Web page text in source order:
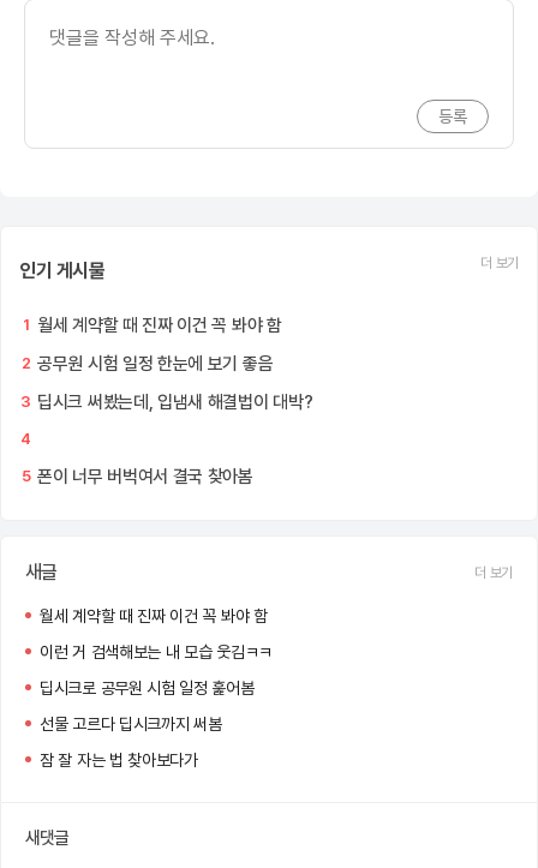
인기 게시물 더 보기
1 월세 계약할 때 진짜 이건 꼭 봐야 함
2 공무원 시험 일정 한눈에 보기 좋음
3 딥시크 써봤는데, 입냄새 해결법이 대박?
4
5 폰이 너무 버벅여서 결국 찾아봄
새글 더 보기
월세 계약할 때 진짜 이건 꼭 봐야 함
이런 거 검색해보는 내 모습 웃김ㅋㅋ
딥시크로 공무원 시험 일정 훑어봄
선물 고르다 딥시크까지 써봄
잠 잘 자는 법 찾아보다가
새댓글